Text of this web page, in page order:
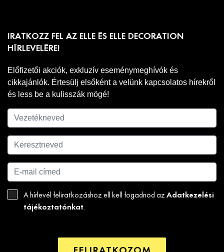
IRATKOZZ FEL AZ ELLE ÉS ELLE DECORATION
HÍRLEVELÉRE!
Előfizetői akciók, exkluzív eseménymeghívók és
cikkajánlók. Értesülj elsőként a velünk kapcsolatos hírekről
és less be a kulisszák mögé!
A hírlevél feliratkozáshoz ell kell fogadnod az Adatkezelési
tájékoztatónkat.